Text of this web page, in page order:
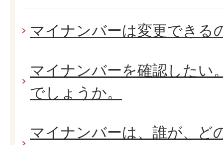
マイナンバーは変更できる
マイナンバーを確認したい
でしょうか。
マイナンバーは、誰が、ど